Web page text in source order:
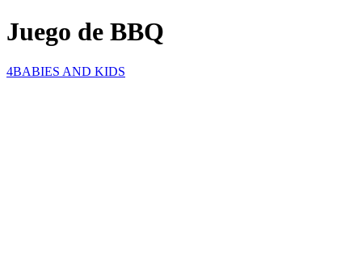
Juego de BBQ
4BABIES AND KIDS